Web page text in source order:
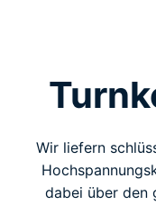
Wir liefern
dabei über den